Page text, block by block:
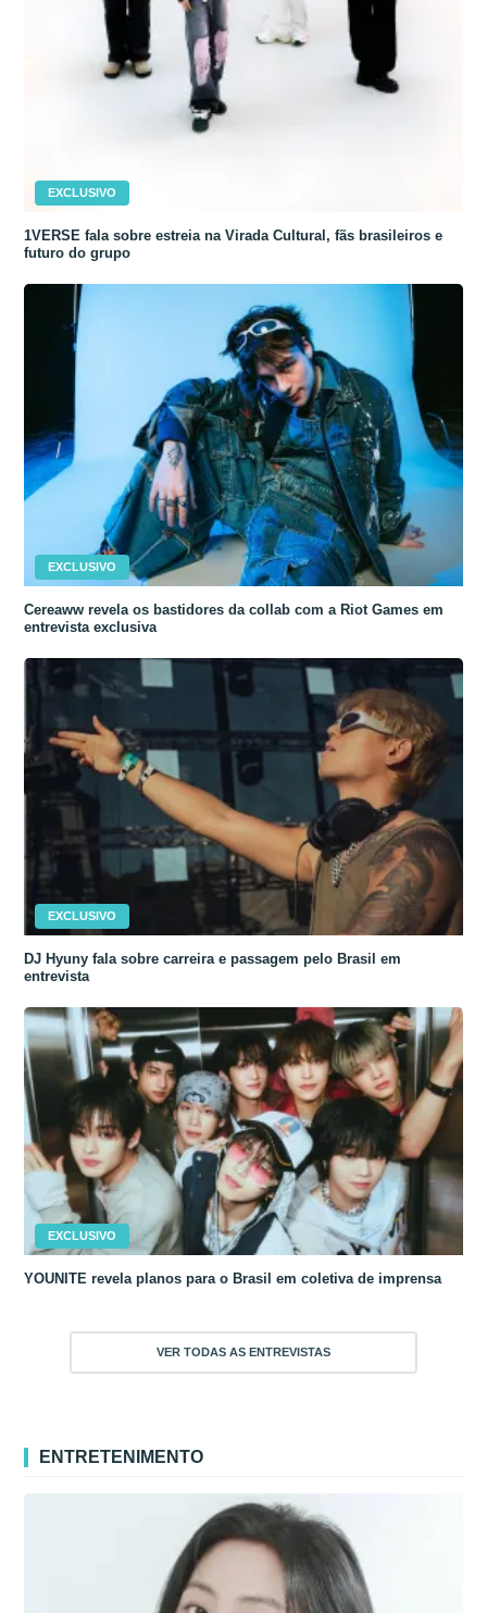
EXCLUSIVO
1VERSE fala sobre estreia na Virada Cultural, fãs brasileiros e
futuro do grupo
EXCLUSIVO
Cereaww revela os bastidores da collab com a Riot Games em
entrevista exclusiva
EXCLUSIVO
DJ Hyuny fala sobre carreira e passagem pelo Brasil em
entrevista
EXCLUSIVO
YOUNITE revela planos para o Brasil em coletiva de imprensa
VER TODAS AS ENTREVISTAS
ENTRETENIMENTO